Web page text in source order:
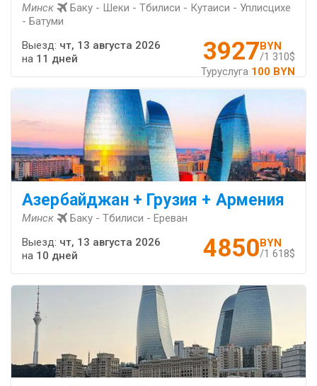
Минск
Баку - Шеки - Тбилиси - Кутаиси - Уплисцихе
- Батуми
3927BYN
/1 310$
Туруслуга 100 BYN
Выезд: чт, 13 августа 2026
на 11 дней
Азербайджан + Грузия + Армения
Минск Баку - Тбилиси - Ереван
4850BYN
/1 618$
Выезд: чт, 13 августа 2026
на 10 дней